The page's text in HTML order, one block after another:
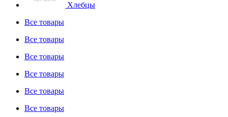
Хлебцы
Все товары
Все товары
Все товары
Все товары
Все товары
Все товары